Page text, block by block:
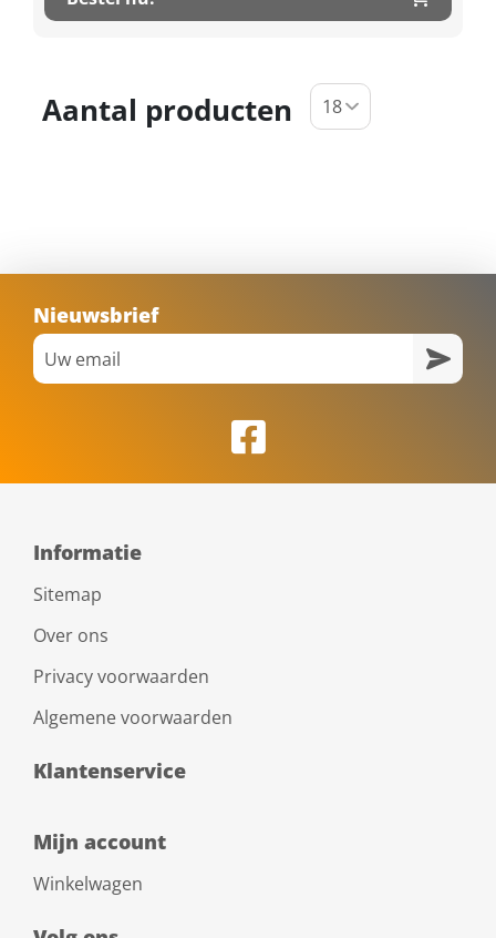
Aantal producten
Nieuwsbrief
Informatie
Sitemap
Over ons
Privacy voorwaarden
Algemene voorwaarden
Klantenservice
Mijn account
Winkelwagen